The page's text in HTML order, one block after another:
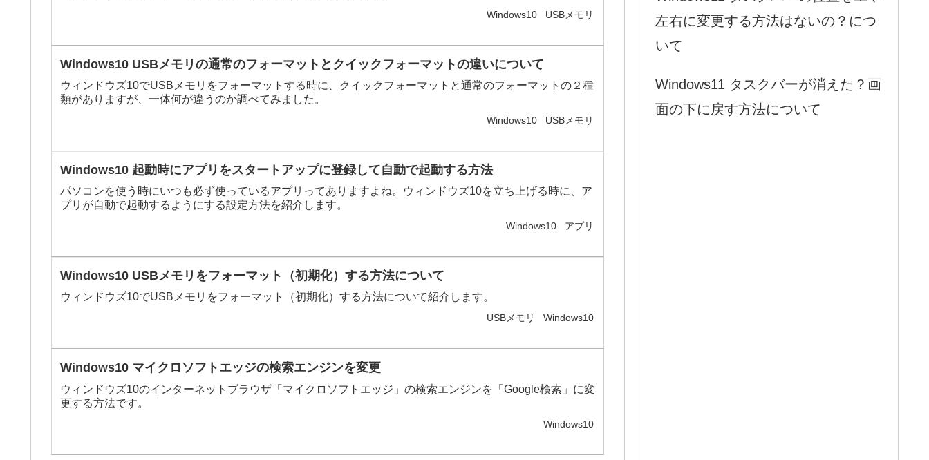
Windows10 USBメモリ
Windows10 USBメモリの通常のフォーマットとクイックフォーマットの違いについて
ウィンドウズ10でUSBメモリをフォーマットする時に、クイックフォーマットと通常のフォーマットの２種
類がありますが、一体何が違うのか調べてみました。
Windows10 USBメモリ
Windows10 起動時にアプリをスタートアップに登録して自動で起動する方法
パソコンを使う時にいつも必ず使っているアプリってありますよね。ウィンドウズ10を立ち上げる時に、ア
プリが自動で起動するようにする設定方法を紹介します。
Windows10 アプリ
Windows10 USBメモリをフォーマット（初期化）する方法について
ウィンドウズ10でUSBメモリをフォーマット（初期化）する方法について紹介します。
USBメモリ Windows10
Windows10 マイクロソフトエッジの検索エンジンを変更
ウィンドウズ10のインターネットブラウザ「マイクロソフトエッジ」の検索エンジンを「Google検索」に変
更する方法です。
Windows10
左右に変更する方法はないの？につ
いて
Windows11 タスクバーが消えた？画
面の下に戻す方法について